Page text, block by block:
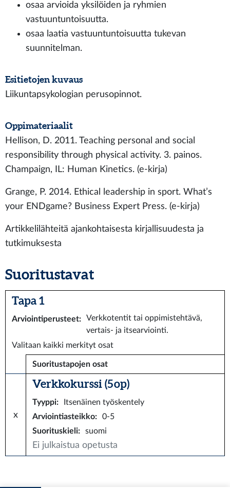
osaa arvioida yksilöiden ja ryhmien
vastuuntuntoisuutta.
osaa laatia vastuuntuntoisuutta tukevan
suunnitelman.
Esitietojen kuvaus
Liikuntapsykologian perusopinnot.
Oppimateriaalit
Hellison, D. 2011. Teaching personal and social
responsibility through physical activity. 3. painos.
Champaign, IL: Human Kinetics. (e-kirja)
Grange, P. 2014. Ethical leadership in sport. What’s
your ENDgame? Business Expert Press. (e-kirja)
Artikkelilähteitä ajankohtaisesta kirjallisuudesta ja
tutkimuksesta
Suoritustavat
Tapa 1
Arviointiperusteet:
Verkkotentit tai oppimistehtävä,
vertais- ja itsearviointi.
Valitaan kaikki merkityt osat
Suoritustapojen osat
x
Verkkokurssi (5 op)
Tyyppi:
Itsenäinen työskentely
Arviointiasteikko:
0-5
Suorituskieli: suomi
Ei julkaistua opetusta